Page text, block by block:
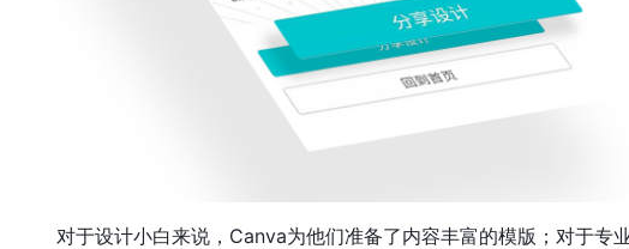
对于设计小白来说，Canva为他们准备了内容丰富的模版；对于专